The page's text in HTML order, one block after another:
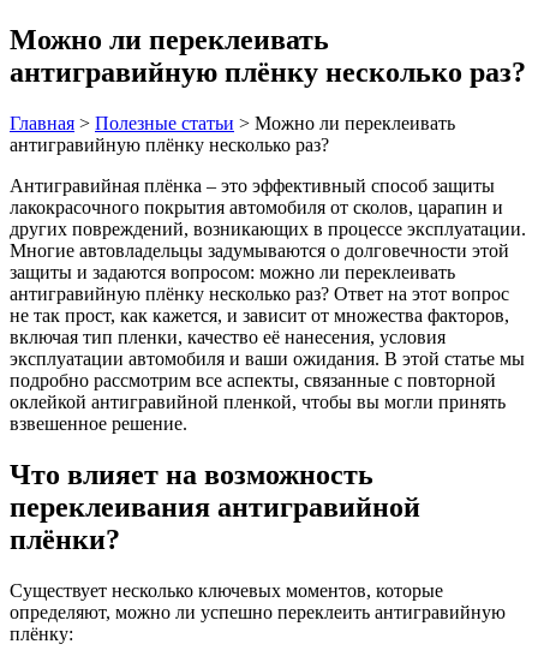
Можно ли переклеивать
антигравийную плёнку несколько раз?
Главная > Полезные статьи > Можно ли переклеивать
антигравийную плёнку несколько раз?
Антигравийная плёнка – это эффективный способ защиты
лакокрасочного покрытия автомобиля от сколов, царапин и
других повреждений, возникающих в процессе эксплуатации.
Многие автовладельцы задумываются о долговечности этой
защиты и задаются вопросом: можно ли переклеивать
антигравийную плёнку несколько раз? Ответ на этот вопрос
не так прост, как кажется, и зависит от множества факторов,
включая тип пленки, качество её нанесения, условия
эксплуатации автомобиля и ваши ожидания. В этой статье мы
подробно рассмотрим все аспекты, связанные с повторной
оклейкой антигравийной пленкой, чтобы вы могли принять
взвешенное решение.
Что влияет на возможность
переклеивания антигравийной
плёнки?
Существует несколько ключевых моментов, которые
определяют, можно ли успешно переклеить антигравийную
плёнку: